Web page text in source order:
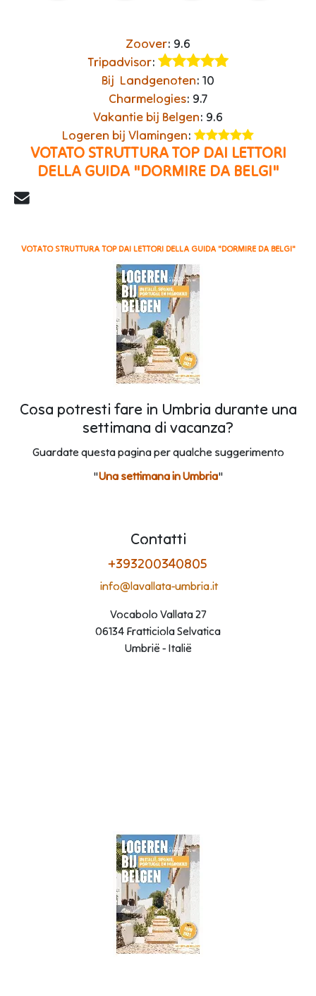
Zoover: 9.6​
Tripadvisor:
Bij Landgenoten: 10
Charmelogies: 9.7
Vakantie bij Belgen: 9.6
Logeren bij Vlamingen: ​
VOTATO STRUTTURA TOP DAI LETTORI
DELLA GUIDA "DORMIRE DA BELGI"
VOTATO STRUTTURA TOP DAI LETTORI DELLA GUIDA "DORMIRE DA BELGI"
Cosa potresti fare in Umbria durante una
settimana di vacanza?
Guardate questa pagina per qualche suggerimento
"Una settimana in Umbria"
Contatti
+393200340805
info@lavallata-umbria.it
Vocabolo Vallata 27
06134 Fratticiola Selvatica
Umbrië - Italië